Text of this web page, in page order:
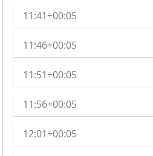
11:41+00:05
11:46+00:05
11:51+00:05
11:56+00:05
12:01+00:05